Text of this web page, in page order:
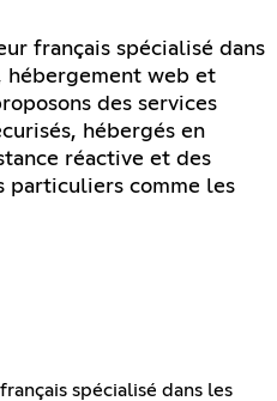
français spécialisé dans
hébergement web et
des services
hébergés en
réactive et des
particuliers comme les
spécialisé dans les